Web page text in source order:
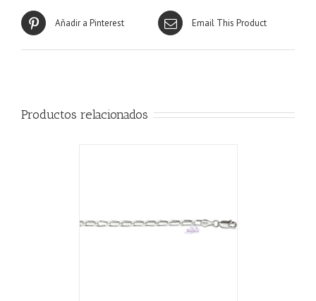
Añadir a Pinterest Email This Product
Productos relacionados